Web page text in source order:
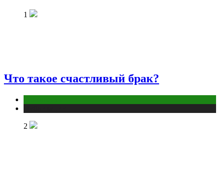
1
Что такое счастливый брак?
2